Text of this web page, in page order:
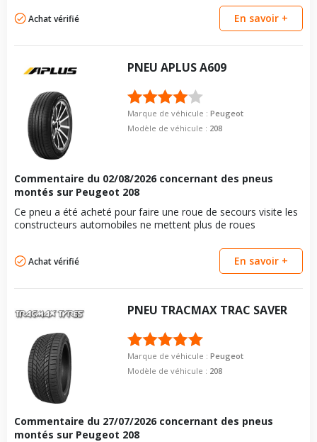
Achat vérifié En savoir +
PNEU APLUSA609
Marque de véhicule : Peugeot
Modèle de véhicule : 208
Commentaire du 02/08/2026 concernant des pneus
montés sur Peugeot 208
Ce pneu a été acheté pour faire une roue de secours visite les
constructeurs automobiles ne mettent plus de roues
Achat vérifié En savoir +
PNEU TRACMAX TRAC SAVER
Marque de véhicule : Peugeot
Modèle de véhicule : 208
Commentaire du 27/07/2026 concernant des pneus
montés sur Peugeot 208